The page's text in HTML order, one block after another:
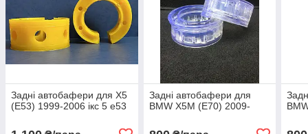
Задні автобафери для X5
(E53) 1999-2006 ікс 5 е53
Задні автобафери для
BMW X5M (E70) 2009-